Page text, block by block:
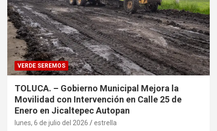
VERDE SEREMOS
TOLUCA. – Gobierno Municipal Mejora la
Movilidad con Intervención en Calle 25 de
Enero en Jicaltepec Autopan
lunes, 6 de julio del 2026 estrella